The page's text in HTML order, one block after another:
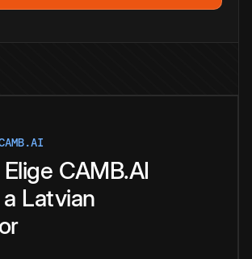
Elige CAMB.AI
a Latvian